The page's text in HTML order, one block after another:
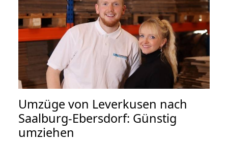
Umzüge von Leverkusen nach
Saalburg-Ebersdorf: Günstig
umziehen